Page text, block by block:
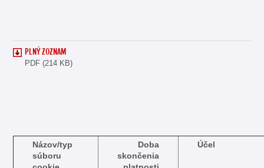
PLNÝ ZOZNAM
PDF (214 KB)
Názov/typ
súboru
Doba
skončenia
Účel